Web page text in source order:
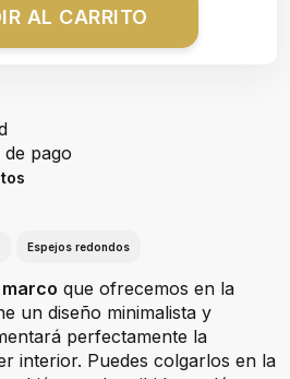
AL CARRITO
pago
Espejos redondos
que ofrecemos en la
un diseño minimalista y
perfectamente la
interior. Puedes colgarlos en la